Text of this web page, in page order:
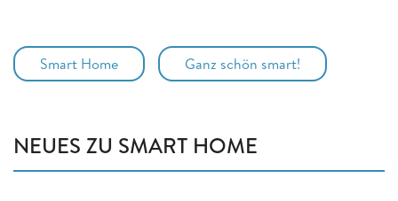
Smart Home Ganz schön smart!
NEUES ZU SMART HOME